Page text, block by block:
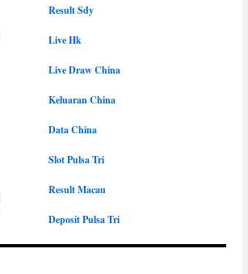
Result Sdy
Live Hk
Live Draw China
Keluaran China
Data China
Slot Pulsa Tri
Result Macau
Deposit Pulsa Tri